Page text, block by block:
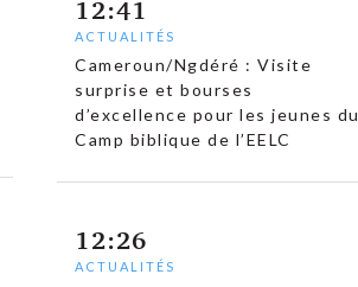
12:41
ACTUALITÉS
Cameroun/Ngdéré : Visite
surprise et bourses
d’excellence pour les jeunes du
Camp biblique de l’EELC
12:26
ACTUALITÉS